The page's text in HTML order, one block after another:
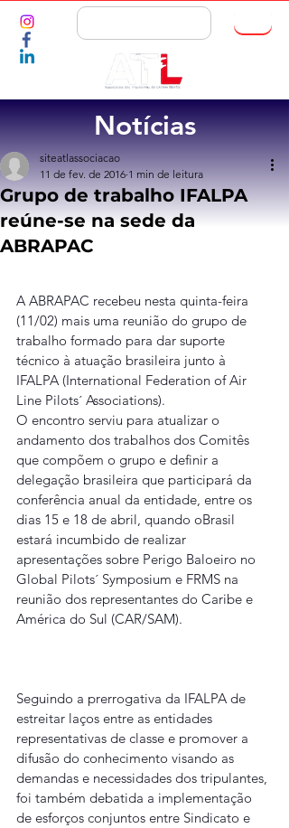
Notícias
Grupo de trabalho IFALPA
reúne-se na sede da
ABRAPAC
siteatlassociacao
11 de fev. de 2016 1 min de leitura
A ABRAPAC recebeu nesta quinta-feira
(11/02) mais uma reunião do grupo de
trabalho formado para dar suporte
técnico à atuação brasileira junto à
IFALPA (International Federation of Air
Line Pilots´ Associations).
O encontro serviu para atualizar o
andamento dos trabalhos dos Comitês
que compõem o grupo e definir a
delegação brasileira que participará da
conferência anual da entidade, entre os
dias 15 e 18 de abril, quando oBrasil
estará incumbido de realizar
apresentações sobre Perigo Baloeiro no
Global Pilots´ Symposium e FRMS na
reunião dos representantes do Caribe e
América do Sul (CAR/SAM).
Seguindo a prerrogativa da IFALPA de
estreitar laços entre as entidades
representativas de classe e promover a
difusão do conhecimento visando as
demandas e necessidades dos tripulantes,
foi também debatida a implementação
de esforços conjuntos entre Sindicato e